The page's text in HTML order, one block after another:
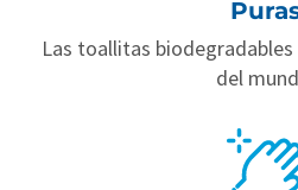
Las toallitas biodegradables
del